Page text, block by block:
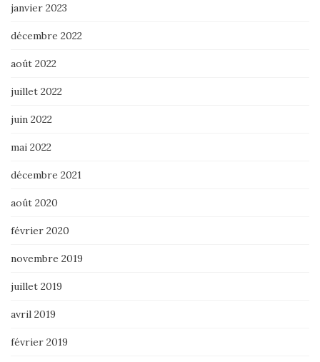
janvier 2023
décembre 2022
août 2022
juillet 2022
juin 2022
mai 2022
décembre 2021
août 2020
février 2020
novembre 2019
juillet 2019
avril 2019
février 2019